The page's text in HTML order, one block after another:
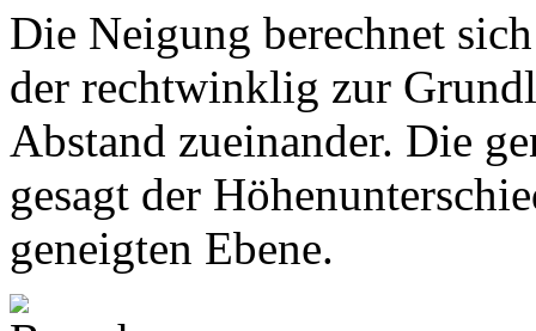
Die Neigung berechnet
der rechtwinklig zur
Abstand zueinander. Die
gesagt der
geneigten Ebene.